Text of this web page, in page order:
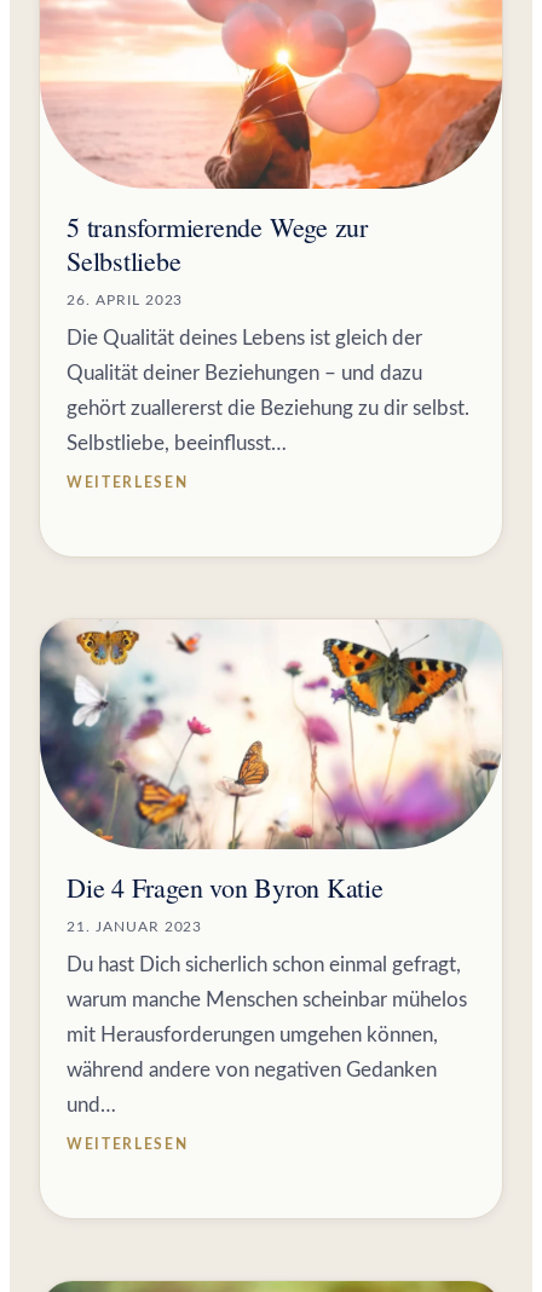
5 transformierende Wege zur
Selbstliebe
26. APRIL 2023
Die Qualität deines Lebens ist gleich der
Qualität deiner Beziehungen – und dazu
gehört zuallererst die Beziehung zu dir selbst.
Selbstliebe, beeinflusst…
WEITERLESEN
Die 4 Fragen von Byron Katie
21. JANUAR 2023
Du hast Dich sicherlich schon einmal gefragt,
warum manche Menschen scheinbar mühelos
mit Herausforderungen umgehen können,
während andere von negativen Gedanken
und…
WEITERLESEN